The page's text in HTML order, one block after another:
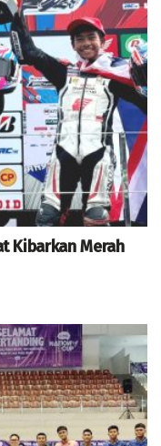
Kibarkan Merah